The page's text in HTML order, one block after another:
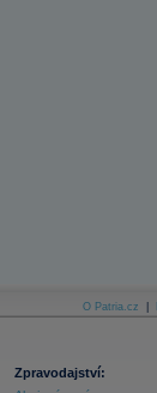
O Patria.cz
Zpravodajství: